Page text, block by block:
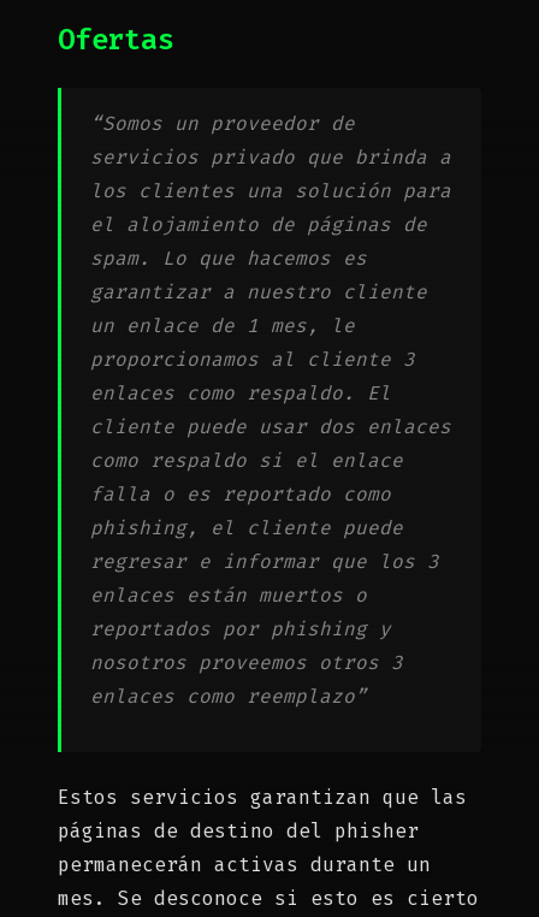
Ofertas
“Somos un proveedor de
servicios privado que brinda a
los clientes una solución para
el alojamiento de páginas de
spam. Lo que hacemos es
garantizar a nuestro cliente
un enlace de 1 mes, le
proporcionamos al cliente 3
enlaces como respaldo. El
cliente puede usar dos enlaces
como respaldo si el enlace
falla o es reportado como
phishing, el cliente puede
regresar e informar que los 3
enlaces están muertos o
reportados por phishing y
nosotros proveemos otros 3
enlaces como reemplazo”
Estos servicios garantizan que las
páginas de destino del phisher
permanecerán activas durante un
mes. Se desconoce si esto es cierto